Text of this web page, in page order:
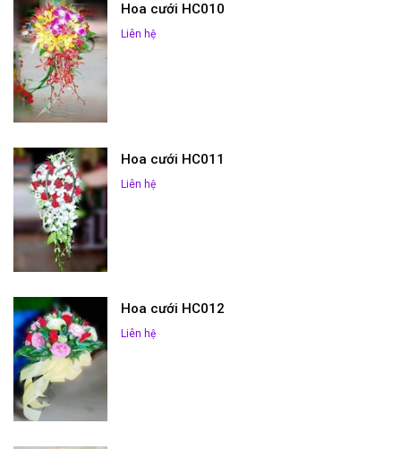
Hoa cưới HC010
Liên hệ
Hoa cưới HC011
Liên hệ
Hoa cưới HC012
Liên hệ